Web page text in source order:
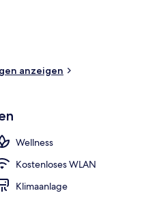
anzeigen
Wellness
Kostenloses WLAN
Klimaanlage